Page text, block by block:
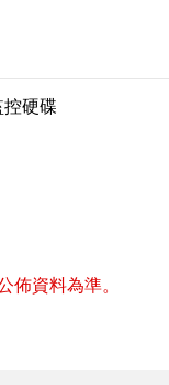
硬碟
資料為準。